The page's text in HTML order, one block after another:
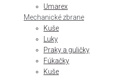
Umarex
Mechanické zbrane
Kuše
Luky
Praky a guličky
Fúkačky
Kuše